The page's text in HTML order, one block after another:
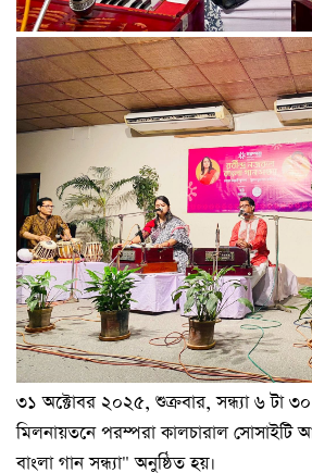
৩১ অক্টোবর ২০২৫, শুক্রবার, সন্ধ্যা ৬ টা ৩০
মিলনায়তনে পরম্পরা কালচারাল
বাংলা গান সন্ধ্যা" অনুষ্ঠিত হয়।